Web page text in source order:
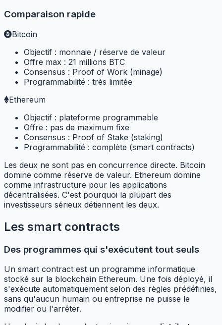
Comparaison rapide
Bitcoin
Objectif : monnaie / réserve de valeur
Offre max : 21 millions BTC
Consensus : Proof of Work (minage)
Programmabilité : très limitée
Ethereum
Objectif : plateforme programmable
Offre : pas de maximum fixe
Consensus : Proof of Stake (staking)
Programmabilité : complète (smart contracts)
Les deux ne sont pas en concurrence directe. Bitcoin
domine comme réserve de valeur. Ethereum domine
comme infrastructure pour les applications
décentralisées. C'est pourquoi la plupart des
investisseurs sérieux détiennent les deux.
Les smart contracts
Des programmes qui s'exécutent tout seuls
Un smart contract est un programme informatique
stocké sur la blockchain Ethereum. Une fois déployé, il
s'exécute automatiquement selon des règles prédéfinies,
sans qu'aucun humain ou entreprise ne puisse le
modifier ou l'arrêter.